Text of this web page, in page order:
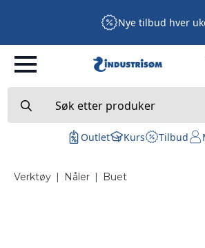
Nye tilbud hver
for:
Outlet Kurs Tilbud
Verktøy | Nåler | Buet